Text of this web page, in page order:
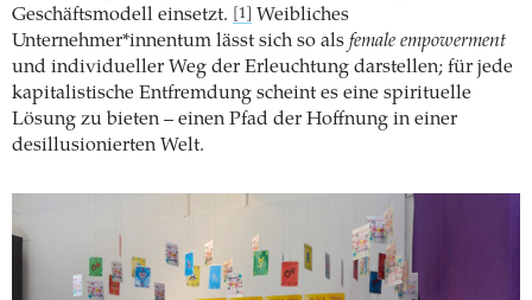
Geschäftsmodell einsetzt.
[1]
Weibliches
Unternehmer*innentum lässt sich so als female empowerment
und individueller Weg der Erleuchtung darstellen; für jede
kapitalistische Entfremdung scheint es eine spirituelle
Lösung zu bieten – einen Pfad der Hoffnung in einer
desillusionierten Welt.